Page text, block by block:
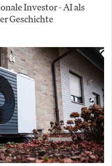
Investor - AI als
Geschichte